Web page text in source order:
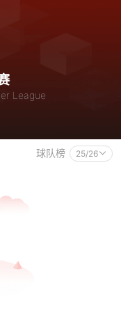
League
球队榜 25/26